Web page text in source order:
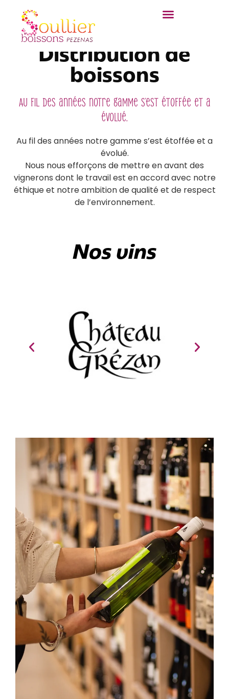
Distribution de
boissons
Au fil des années notre gamme s’est étoffée et a
évolué.
Au fil des années notre gamme s’est étoffée et a
évolué.
Nous nous efforçons de mettre en avant des
vignerons dont le travail est en accord avec notre
éthique et notre ambition de qualité et de respect
de l’environnement.
Nos vins